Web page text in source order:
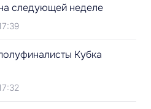
следующей неделе
Кубка